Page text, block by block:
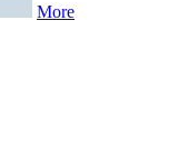
More